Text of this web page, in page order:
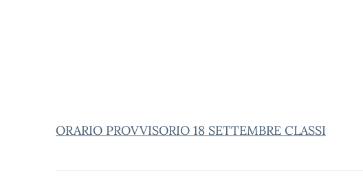
ORARIO PROVVISORIO 18 SETTEMBRE CLASSI